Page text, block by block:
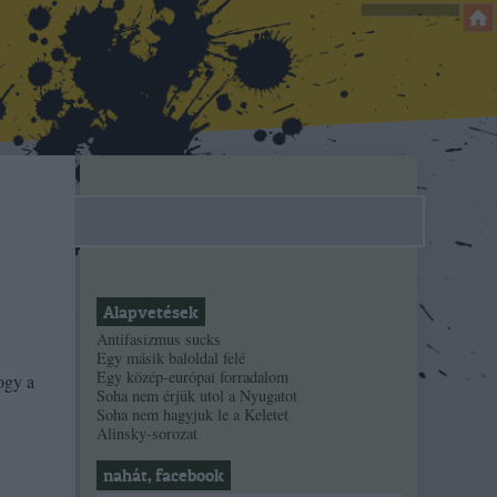
a
Alapvetések
Antifasizmus sucks
Egy másik baloldal felé
Egy közép-európai forradalom
Soha nem érjük utol a Nyugatot
Soha nem hagyjuk le a Keletet
Alinsky-sorozat
nahát, facebook